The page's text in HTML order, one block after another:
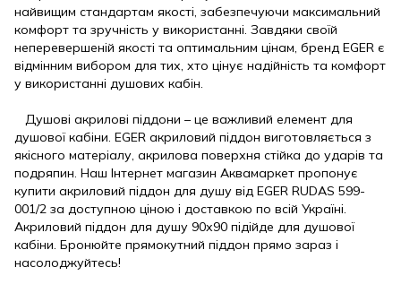
найвищим стандартам якості, забезпечуючи максимальний
комфорт та зручність у використанні. Завдяки своїй
неперевершеній якості та оптимальним цінам, бренд EGER є
відмінним вибором для тих, хто цінує надійність та комфорт
у використанні душових кабін.
Душові акрилові піддони – це важливий елемент для
душової кабіни. EGER акриловий піддон виготовляється з
якісного матеріалу, акрилова поверхня стійка до ударів та
подряпин. Наш Інтернет магазин Аквамаркет пропонує
купити акриловий піддон для душу від EGER RUDAS 599-
001/2 за доступною ціною і доставкою по всій Україні.
Акриловий піддон для душу 90х90 підійде для душової
кабіни. Бронюйте прямокутний піддон прямо зараз і
насолоджуйтесь!